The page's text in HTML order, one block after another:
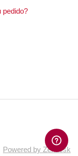
pedido?
Powered by Zendesk